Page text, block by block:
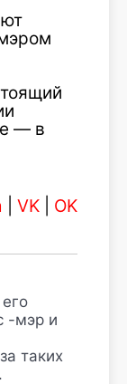
— в
VK
OK
-мэр и
таких